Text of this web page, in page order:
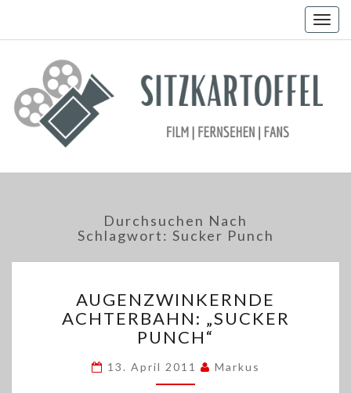
Durchsuchen Nach
Schlagwort: Sucker Punch
ACHTERBAHN:
„SUCKER
PUNCH“
AUGENZWINKERNDE
ACHTERBAHN: „SUCKER
PUNCH“
13. April 2011 Markus